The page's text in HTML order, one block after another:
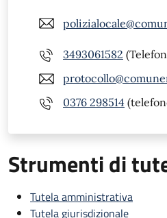
3493061582
0376 298514
Strumenti di
Tutela amministrativa
Tutela giurisdizionale